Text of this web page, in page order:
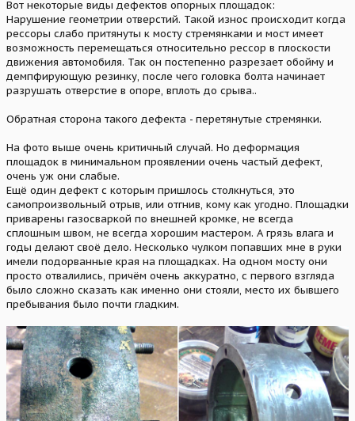
Вот некоторые виды дефектов опорных площадок:
Нарушение геометрии отверстий. Такой износ происходит когда
рессоры слабо притянуты к мосту стремянками и мост имеет
возможность перемещаться относительно рессор в плоскости
движения автомобиля. Так он постепенно разрезает обойму и
демпфирующую резинку, после чего головка болта начинает
разрушать отверстие в опоре, вплоть до срыва..
Обратная сторона такого дефекта - перетянутые стремянки.
На фото выше очень критичный случай. Но деформация
площадок в минимальном проявлении очень частый дефект,
очень уж они слабые.
Ещё один дефект с которым пришлось столкнуться, это
самопроизвольный отрыв, или отгнив, кому как угодно. Площадки
приварены газосваркой по внешней кромке, не всегда
сплошным швом, не всегда хорошим мастером. А грязь влага и
годы делают своё дело. Несколько чулком попавших мне в руки
имели подорванные края на площадках. На одном мосту они
просто отвалились, причём очень аккуратно, с первого взгляда
было сложно сказать как именно они стояли, место их бывшего
пребывания было почти гладким.